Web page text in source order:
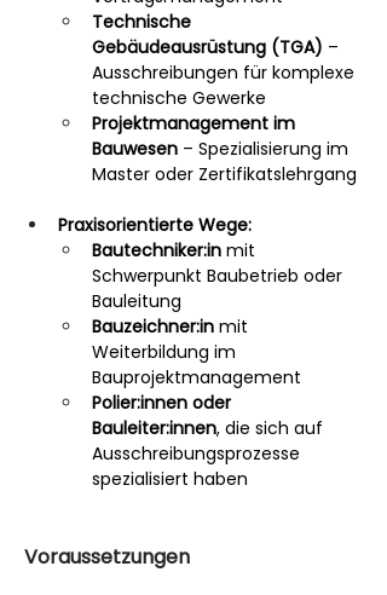
Technische
Gebäudeausrüstung (TGA) –
Ausschreibungen für komplexe
technische Gewerke
Projektmanagement im
Bauwesen – Spezialisierung im
Master oder Zertifikatslehrgang
Praxisorientierte Wege:
Bautechniker:in mit
Schwerpunkt Baubetrieb oder
Bauleitung
Bauzeichner:in mit
Weiterbildung im
Bauprojektmanagement
Polier:innen oder
Bauleiter:innen, die sich auf
Ausschreibungsprozesse
spezialisiert haben
Voraussetzungen